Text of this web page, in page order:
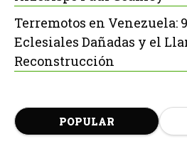
Terremotos en Venezuela:
Eclesiales Dañadas y el
Reconstrucción
POPULAR